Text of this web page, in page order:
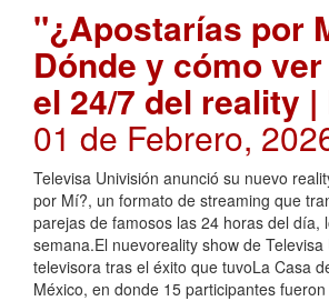
"¿Apostarías por
Dónde y cómo
el 24/7 del reality
01 de Febrero,
Televisa Univisión anunció su nuevo
por Mí?, un formato de streaming que
parejas de famosos las 24 horas del día,
semana.El nuevoreality show de
televisora tras el éxito que tuvoLa Casa
México, en donde 15 participantes